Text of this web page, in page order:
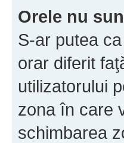
Orele nu
S-ar putea
orar diferit
utilizatorului
zona în care
schimbarea